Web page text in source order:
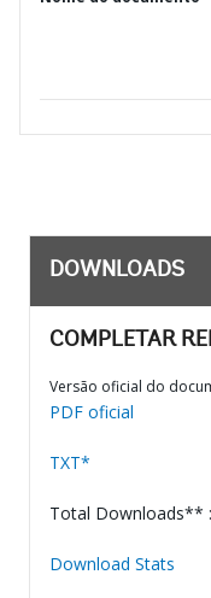
DOWNLOADS
COMPLETAR
Versão oficial do
PDF oficial
TXT*
Total Downloads**
Download Stats